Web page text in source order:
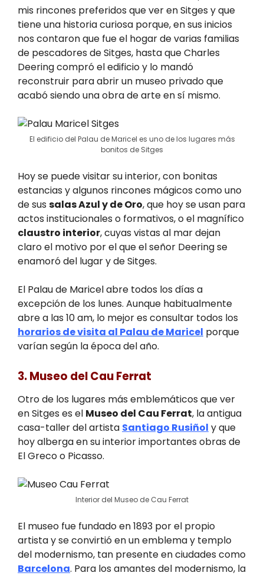
mis rincones preferidos que ver en Sitges y que
tiene una historia curiosa porque, en sus inicios
nos contaron que fue el hogar de varias familias
de pescadores de Sitges, hasta que Charles
Deering compró el edificio y lo mandó
reconstruir para abrir un museo privado que
acabó siendo una obra de arte en sí mismo.
El edificio del Palau de Maricel es uno de los lugares más
bonitos de Sitges
Hoy se puede visitar su interior, con bonitas
estancias y algunos rincones mágicos como uno
de sus salas Azul y de Oro, que hoy se usan para
actos institucionales o formativos, o el magnífico
claustro interior, cuyas vistas al mar dejan
claro el motivo por el que el señor Deering se
enamoró del lugar y de Sitges.
El Palau de Maricel abre todos los días a
excepción de los lunes. Aunque habitualmente
abre a las 10 am, lo mejor es consultar todos los
horarios de visita al Palau de Maricel porque
varían según la época del año.
3. Museo del Cau Ferrat
Otro de los lugares más emblemáticos que ver
en Sitges es el Museo del Cau Ferrat, la antigua
casa-taller del artista Santiago Rusiñol y que
hoy alberga en su interior importantes obras de
El Greco o Picasso.
Interior del Museo de Cau Ferrat
El museo fue fundado en 1893 por el propio
artista y se convirtió en un emblema y templo
del modernismo, tan presente en ciudades como
Barcelona. Para los amantes del modernismo, la